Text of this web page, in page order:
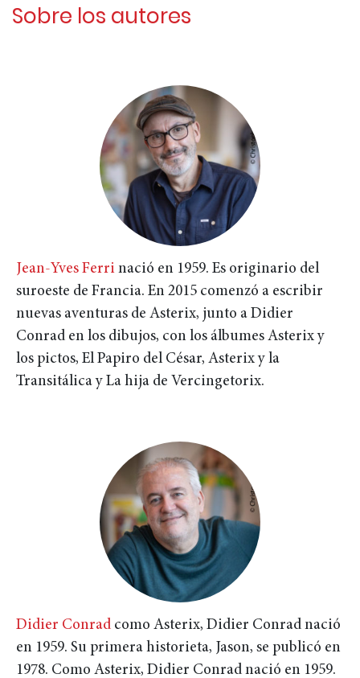
Sobre los autores
Jean-Yves Ferri nació en 1959. Es originario del
suroeste de Francia. En 2015 comenzó a escribir
nuevas aventuras de Asterix, junto a Didier
Conrad en los dibujos, con los álbumes Asterix y
los pictos, El Papiro del César, Asterix y la
Transitálica y La hija de Vercingetorix.
Didier Conrad como Asterix, Didier Conrad nació
en 1959. Su primera historieta, Jason, se publicó en
1978. Como Asterix, Didier Conrad nació en 1959.